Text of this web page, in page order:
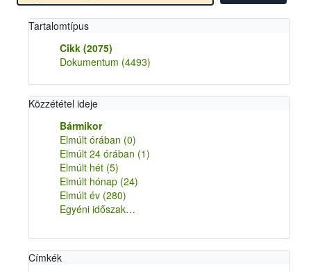
Tartalomtípus
Cikk (2075)
Dokumentum (4493)
Közzététel ideje
Bármikor
Elmúlt órában (0)
Elmúlt 24 órában (1)
Elmúlt hét (5)
Elmúlt hónap (24)
Elmúlt év (280)
Egyéni időszak…
Címkék